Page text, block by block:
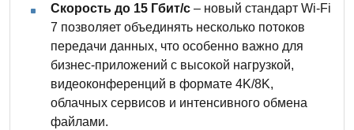
Скорость до 15 Гбит/с – новый стандарт Wi-Fi
7 позволяет объединять несколько потоков
передачи данных, что особенно важно для
бизнес-приложений с высокой нагрузкой,
видеоконференций в формате 4K/8K,
облачных сервисов и интенсивного обмена
файлами.